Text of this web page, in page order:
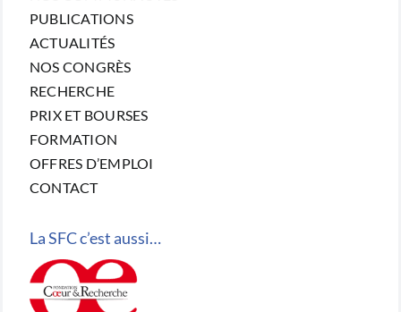
PUBLICATIONS
ACTUALITÉS
NOS CONGRÈS
RECHERCHE
PRIX ET BOURSES
FORMATION
OFFRES D’EMPLOI
CONTACT
La SFC c’est aussi…